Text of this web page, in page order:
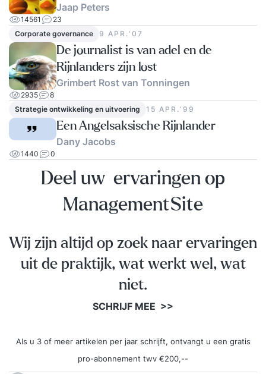
Jaap Peters
14561
23
Corporate governance
9 APR.‘07
De journalist is van adel en de
Rijnlanders zijn lost
Grimbert Rost van Tonningen
2935
8
Strategie ontwikkeling en uitvoering
15 APR.‘99
Een Angelsaksische Rijnlander
Dany Jacobs
1440 0
Deel uw ervaringen op
ManagementSite
Wij zijn altijd op zoek naar ervaringen
uit de praktijk, wat werkt wel, wat
niet.
SCHRIJF MEE >>
Als u 3 of meer artikelen per jaar schrijft, ontvangt u een gratis
pro-abonnement twv €200,--